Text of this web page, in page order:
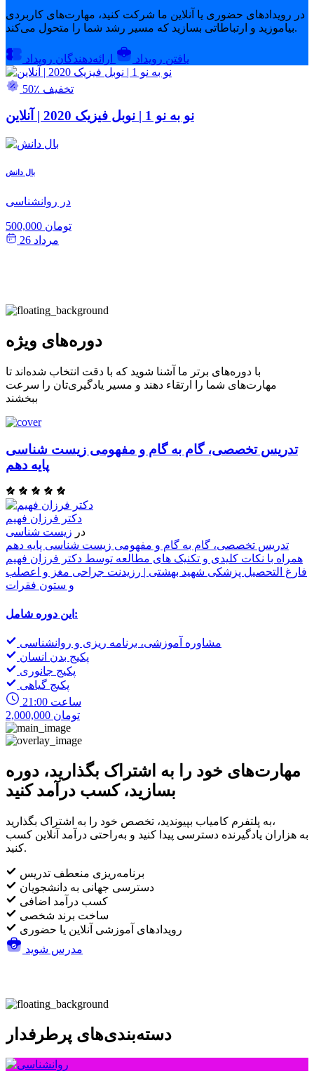
در رویدادهای حضوری یا آنلاین ما شرکت کنید، مهارت‌های کاربردی
بیاموزید و ارتباطاتی بسازید که مسیر رشد شما را متحول می‌کند.
یافتن رویداد ارائه‌دهندگان رویداد
50٪ تخفیف
نو به نو 1 | نوبل فیزیک 2020 | آنلاین
بال دانش
در روانشناسی
500,000 تومان
مرداد 26
دوره‌های ویژه
با دوره‌های برتر ما آشنا شوید که با دقت انتخاب شده‌اند تا
مهارت‌های شما را ارتقاء دهند و مسیر یادگیری‌تان را سرعت
ببخشند
تدریس تخصصی، گام به گام و مفهومی زیست شناسی
پایه دهم
دکتر فرزان فهیم
در زیست شناسی
تدریس تخصصی، گام به گام و مفهومی زیست شناسی پایه دهم
همراه با نکات کلیدی و تکنیک های مطالعه توسط دکتر فرزان فهیم
فارغ التحصیل پزشکی شهید بهشتی | رزیدنت جراحی مغز و اعصلب
و ستون فقرات
این دوره شامل:
مشاوره آموزشی، برنامه ریزی و روانشناسی
پکیج بدن انسان
پکیج جانوری
پکیج گیاهی
21:00 ساعت
2,000,000 تومان
مهارت‌های خود را به اشتراک بگذارید، دوره
بسازید، کسب درآمد کنید
به پلتفرم کامیاب بپیوندید، تخصص خود را به اشتراک بگذارید،
به هزاران یادگیرنده دسترسی پیدا کنید و به‌راحتی درآمد آنلاین کسب
کنید.
برنامه‌ریزی منعطف تدریس
دسترسی جهانی به دانشجویان
کسب درآمد اضافی
ساخت برند شخصی
رویدادهای آموزشی آنلاین یا حضوری
مدرس شوید
دسته‌بندی‌های پرطرفدار